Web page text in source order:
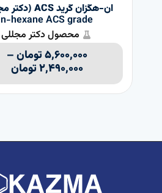
ان-هگزان گرید ACS (دکتر مجللی)
n-hexane ACS grade
محصول دکتر مجللی
۵,۶۰۰,۰۰۰تومان–
۲,۴۹۰,۰۰۰تومان